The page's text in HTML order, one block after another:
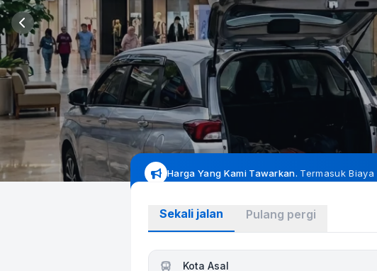
Harga Yang Kami Tawarkan. Termasuk
Sekali jalan Pulang pergi
Kota Asal